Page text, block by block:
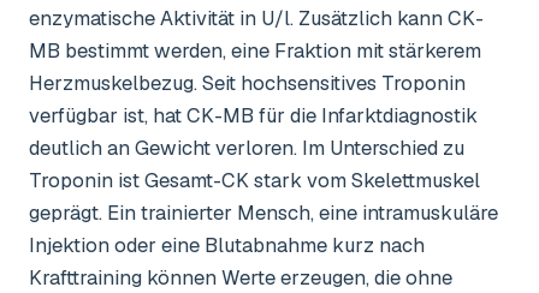
enzymatische Aktivität in U/l. Zusätzlich kann CK-
MB bestimmt werden, eine Fraktion mit stärkerem
Herzmuskelbezug. Seit hochsensitives Troponin
verfügbar ist, hat CK-MB für die Infarktdiagnostik
deutlich an Gewicht verloren. Im Unterschied zu
Troponin ist Gesamt-CK stark vom Skelettmuskel
geprägt. Ein trainierter Mensch, eine intramuskuläre
Injektion oder eine Blutabnahme kurz nach
Krafttraining können Werte erzeugen, die ohne